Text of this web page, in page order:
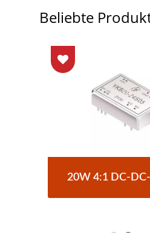
Beliebte
20W 4:1 DC-DC-